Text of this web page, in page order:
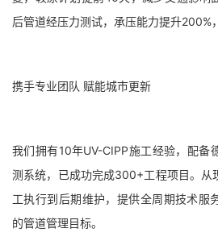
后管道经压力测试，承压能力提升200%
携手专业团队 赋能城市更新
我们拥有10年UV-CIPP施工经验，配备
测系统，已成功完成300+工程项目。从
工执行到后期维护，提供全周期技术服
的管道管理目标。